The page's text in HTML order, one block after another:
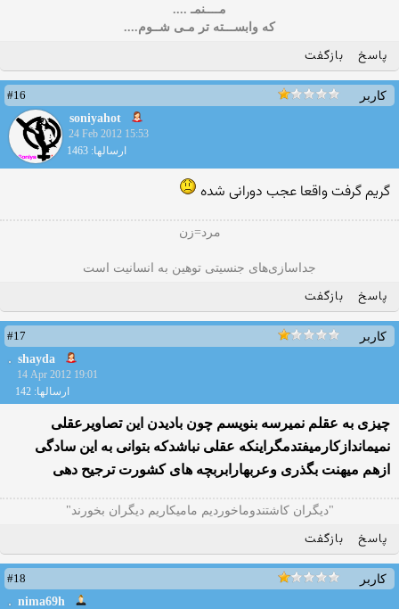
مــــنمـ ....
که وابســـته تر مـی شــوم....
پاسخ بازگفت
کاربر
#16
soniyahot
24 Feb 2012 15:53
ارسالها: 1463
گریم گرفت واقعا عجب دورانی شده
مرد=زن
جداسازی‌های جنسیتی توهین به انسانیت است
پاسخ بازگفت
کاربر
#17
shayda
14 Apr 2012 19:01
ارسالها: 142
چیزی به عقلم نمیرسه بنویسم چون بادیدن این تصاویرعقلی
نمیماندازکارمیفتدمگراینکه عقلی نباشدکه بتوانی به این سادگی
ازهم میهنت بگذری وعربهارابربچه های کشورت ترجیح دهی
"دیگران کاشتندوماخوردیم مامیکاریم دیگران بخورند"
پاسخ بازگفت
کاربر
#18
nima69h